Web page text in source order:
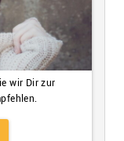
wir Dir zur